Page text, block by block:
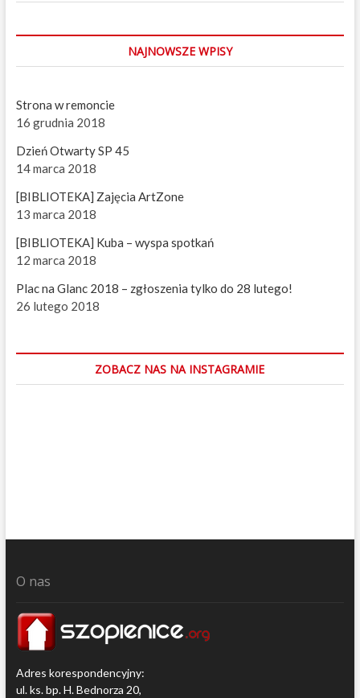
i
e
s
z
k
u
e
t
e
n
e
w
NAJNOWSZE WPISY
Strona w remoncie
16 grudnia 2018
Dzień Otwarty SP 45
14 marca 2018
[BIBLIOTEKA] Zajęcia ArtZone
13 marca 2018
[BIBLIOTEKA] Kuba – wyspa spotkań
12 marca 2018
Plac na Glanc 2018 – zgłoszenia tylko do 28 lutego!
26 lutego 2018
ZOBACZ NAS NA INSTAGRAMIE
O nas
Adres korespondencyjny:
ul. ks. bp. H. Bednorza 20,